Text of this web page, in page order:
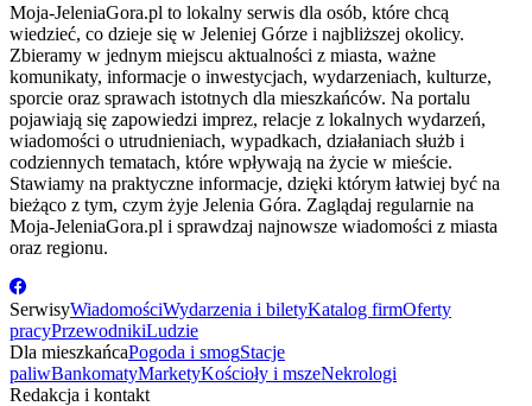
Moja-JeleniaGora.pl to lokalny serwis dla osób, które chcą
wiedzieć, co dzieje się w Jeleniej Górze i najbliższej okolicy.
Zbieramy w jednym miejscu aktualności z miasta, ważne
komunikaty, informacje o inwestycjach, wydarzeniach, kulturze,
sporcie oraz sprawach istotnych dla mieszkańców. Na portalu
pojawiają się zapowiedzi imprez, relacje z lokalnych wydarzeń,
wiadomości o utrudnieniach, wypadkach, działaniach służb i
codziennych tematach, które wpływają na życie w mieście.
Stawiamy na praktyczne informacje, dzięki którym łatwiej być na
bieżąco z tym, czym żyje Jelenia Góra. Zaglądaj regularnie na
Moja-JeleniaGora.pl i sprawdzaj najnowsze wiadomości z miasta
oraz regionu.
SerwisyWiadomościWydarzenia i biletyKatalog firmOferty
pracyPrzewodnikiLudzie
Dla mieszkańcaPogoda i smogStacje
paliwBankomatyMarketyKościoły i mszeNekrologi
Redakcja i kontakt